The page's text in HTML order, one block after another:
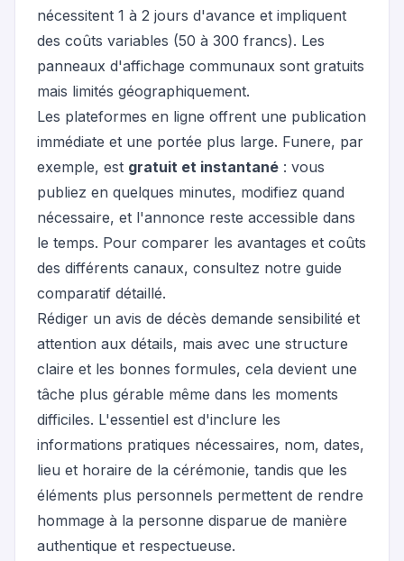
nécessitent 1 à 2 jours d'avance et impliquent
des coûts variables (50 à 300 francs). Les
panneaux d'affichage communaux sont gratuits
mais limités géographiquement.
Les plateformes en ligne offrent une publication
immédiate et une portée plus large. Funere, par
exemple, est gratuit et instantané : vous
publiez en quelques minutes, modifiez quand
nécessaire, et l'annonce reste accessible dans
le temps. Pour comparer les avantages et coûts
des différents canaux, consultez notre guide
comparatif détaillé.
Rédiger un avis de décès demande sensibilité et
attention aux détails, mais avec une structure
claire et les bonnes formules, cela devient une
tâche plus gérable même dans les moments
difficiles. L'essentiel est d'inclure les
informations pratiques nécessaires, nom, dates,
lieu et horaire de la cérémonie, tandis que les
éléments plus personnels permettent de rendre
hommage à la personne disparue de manière
authentique et respectueuse.